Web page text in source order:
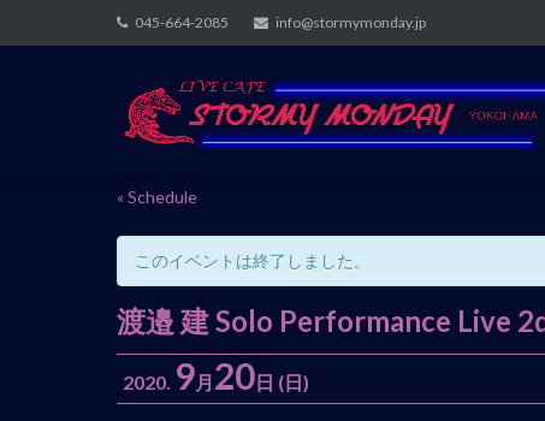
to
045-664-2085 info@stormymonday.jp
« Schedule
このイベントは終了しました。
渡邉 建 Solo Performance Live
2020. 9月 20日 (日)